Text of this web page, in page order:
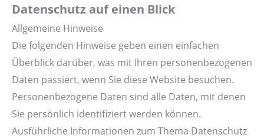
Datenschutz auf einen Blick
Allgemeine Hinweise
Die folgenden Hinweise geben einen einfachen
Überblick darüber, was mit Ihren personenbezogenen
Daten passiert, wenn Sie diese Website besuchen.
Personenbezogene Daten sind alle Daten, mit denen
Sie persönlich identifiziert werden können.
Ausführliche Informationen zum Thema Datenschutz